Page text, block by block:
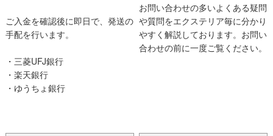
ご入金を確認後に即日で、発送の
手配を行います。
・三菱UFJ銀行
・楽天銀行
・ゆうちょ銀行
お問い合わせの多いよくある疑問
や質問をエクステリア毎に分かり
やすく解説しております。お問い
合わせの前に一度ご覧ください。